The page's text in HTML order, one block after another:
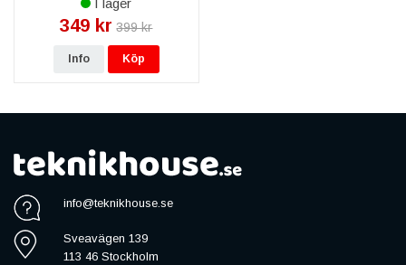
349 kr 399 kr
Info Köp
info@teknikhouse.se
Sveavägen 139
113 46 Stockholm